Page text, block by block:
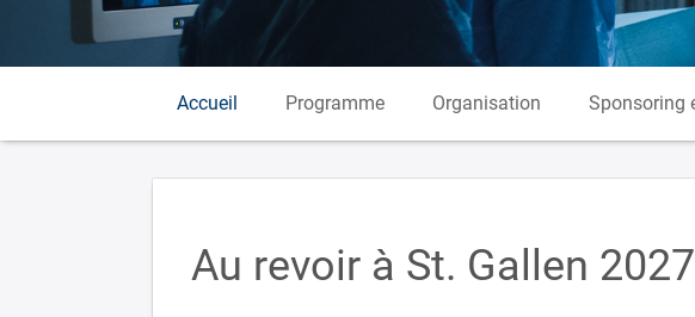
Accueil Programme Organisation Sponsoring
Au revoir à St. Gallen 2027